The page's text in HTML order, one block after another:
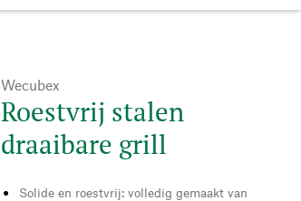
Wecubex
Roestvrij stalen
draaibare grill
Solide en roestvrij: volledig gemaakt van